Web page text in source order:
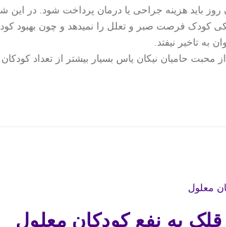
باید هزینه جراحی یا درمان پرداخت شود. در این
کودک فرصت صبر و تعلل را نمیدهد و چون بهبود
به تاخیر نیفتد.
محبت حامیان نیکان یاس بسیار بیشتر از تعداد
به نفع کودکان معلول